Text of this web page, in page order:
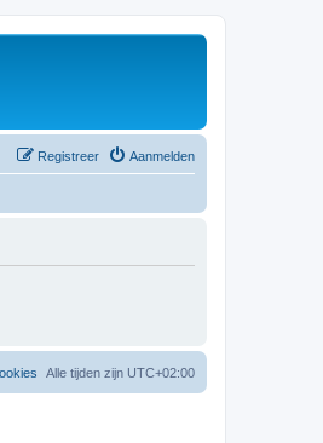
Aanmelden
Registreer
Alle tijden zijn UTC+02:00